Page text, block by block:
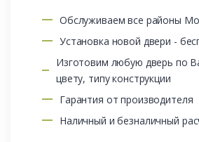
Обслуживаем все районы
Установка новой двери -
Изготовим любую дверь по
цвету, типу конструкции
Гарантия от производителя
Наличный и безналичный